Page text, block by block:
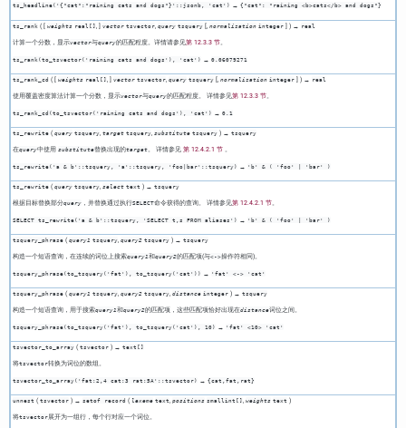
ts_headline('{"cat":"raining cats and dogs"}'::jsonb, 'cat') → {"cat": "raining <b>cats</b> and dogs"}
ts_rank ( [ weights real[] ] vector tsvector, query tsquery[, normalization integer ] ) → real
计算一个分数，显示vector与query的匹配程度。详情请参见第 12.3.3 节。
ts_rank(to_tsvector('raining cats and dogs'), 'cat') → 0.06079271
ts_rank_cd ( [ weights real[] ] vector tsvector, query tsquery[, normalization integer ] ) → real
使用覆盖密度算法计算一个分数，显示vector与query的匹配程度。 详情参见第 12.3.3 节。
ts_rank_cd(to_tsvector('raining cats and dogs'), 'cat') → 0.1
ts_rewrite( query tsquery, target tsquery, substitute tsquery) → tsquery
在query中使用 substitute替换出现的target。 详情参见 第 12.4.2.1 节。
ts_rewrite('a & b'::tsquery, 'a'::tsquery, 'foo|bar'::tsquery) → 'b' & ( 'foo' | 'bar' )
ts_rewrite( query tsquery, select text ) → tsquery
根据目标替换部分query，并替换通过执行SELECT命令获得的查询。 详情参见第 12.4.2.1 节。
SELECT ts_rewrite('a & b'::tsquery, 'SELECT t,s FROM aliases') → 'b' & ( 'foo' | 'bar' )
tsquery_phrase( query1 tsquery, query2 tsquery) → tsquery
构造一个短语查询，在连续的词位上搜索query1和query2的匹配项(与<->操作符相同)。
tsquery_phrase(to_tsquery('fat'), to_tsquery('cat')) → 'fat' <-> 'cat'
tsquery_phrase( query1 tsquery, query2 tsquery, distance integer) → tsquery
构造一个短语查询，用于搜索query1和query2的匹配项，这些匹配项恰好出现在distance词位之间。
tsquery_phrase(to_tsquery('fat'), to_tsquery('cat'), 10) → 'fat' <10> 'cat'
tsvector_to_array( tsvector) → text[]
将tsvector转换为词位的数组。
tsvector_to_array('fat:2,4 cat:3 rat:5A'::tsvector) → {cat,fat,rat}
unnest ( tsvector) → setof record ( lexeme text positions smallint[] weights text )
将tsvector展开为一组行，每个行对应一个词位。